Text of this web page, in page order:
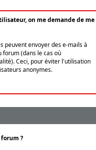
on me demande de me
peuvent envoyer des e-mails à
(dans le cas où
Ceci, pour éviter l'utilisation
anonymes.
?